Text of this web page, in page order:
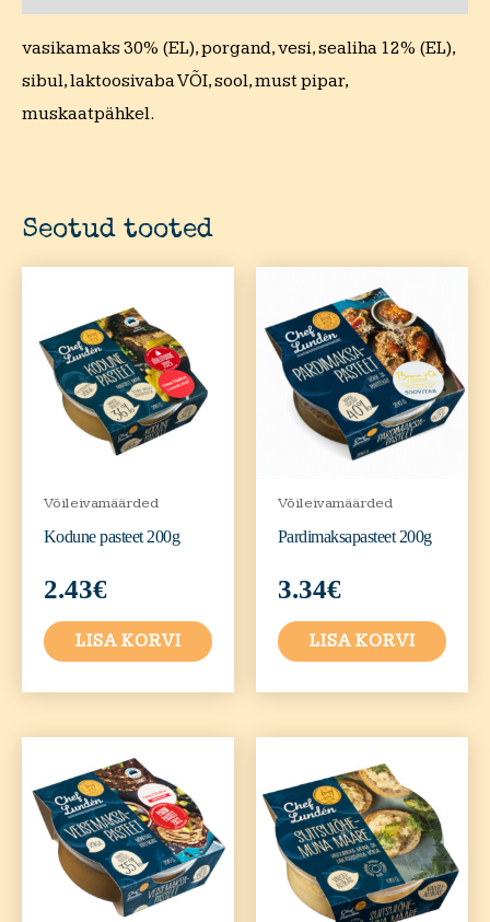
vasikamaks 30% (EL), porgand, vesi, sealiha 12% (EL),
sibul, laktoosivaba VÕI, sool, must pipar,
muskaatpähkel.
Seotud tooted
Võileivamäärded
Kodune pasteet 200g
2.43€
LISA KORVI
Võileivamäärded
Pardimaksapasteet 200g
3.34€
LISA KORVI